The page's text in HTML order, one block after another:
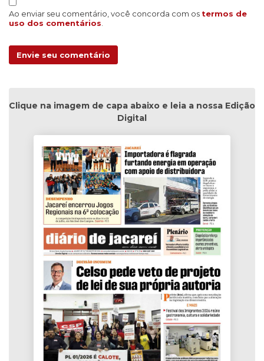
Ao enviar seu comentário, você concorda com os termos de
uso dos comentários.
Envie seu comentário
Clique na imagem de capa abaixo e leia a nossa Edição
Digital